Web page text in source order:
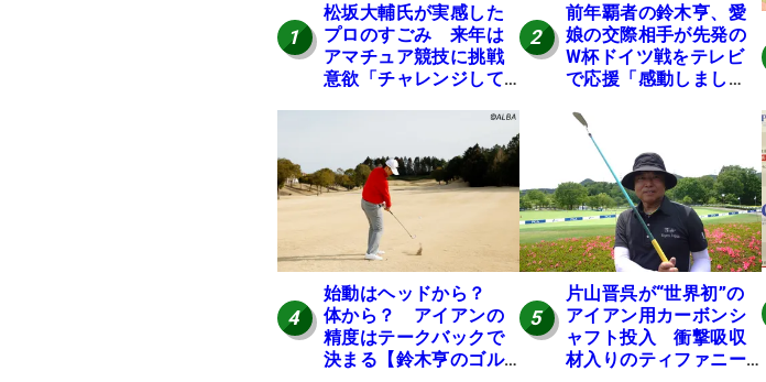
1
松坂大輔氏が実感した
プロのすごみ 来年は
アマチュア競技に挑戦
意欲「チャレンジして
2
前年覇者の鈴木亨、愛
娘の交際相手が先発の
W杯ドイツ戦をテレビ
で応援「感動しまし
4
始動はヘッドから？
体から？ アイアンの
精度はテークバックで
決まる【鈴木亨のゴル
5
片山晋呉が“世界初”の
アイアン用カーボンシ
ャフト投入 衝撃吸収
材入りのティファニー